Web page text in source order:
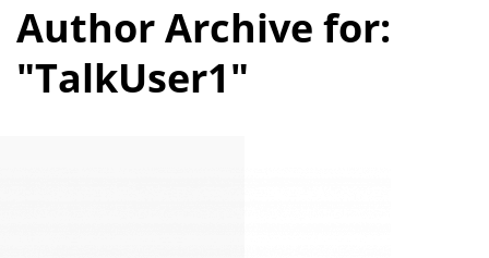
Author Archive for:
"TalkUser1"